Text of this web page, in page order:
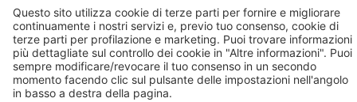
Creditizie
© 2026 CRIF S.p.A. Tutti i diritti riservati.